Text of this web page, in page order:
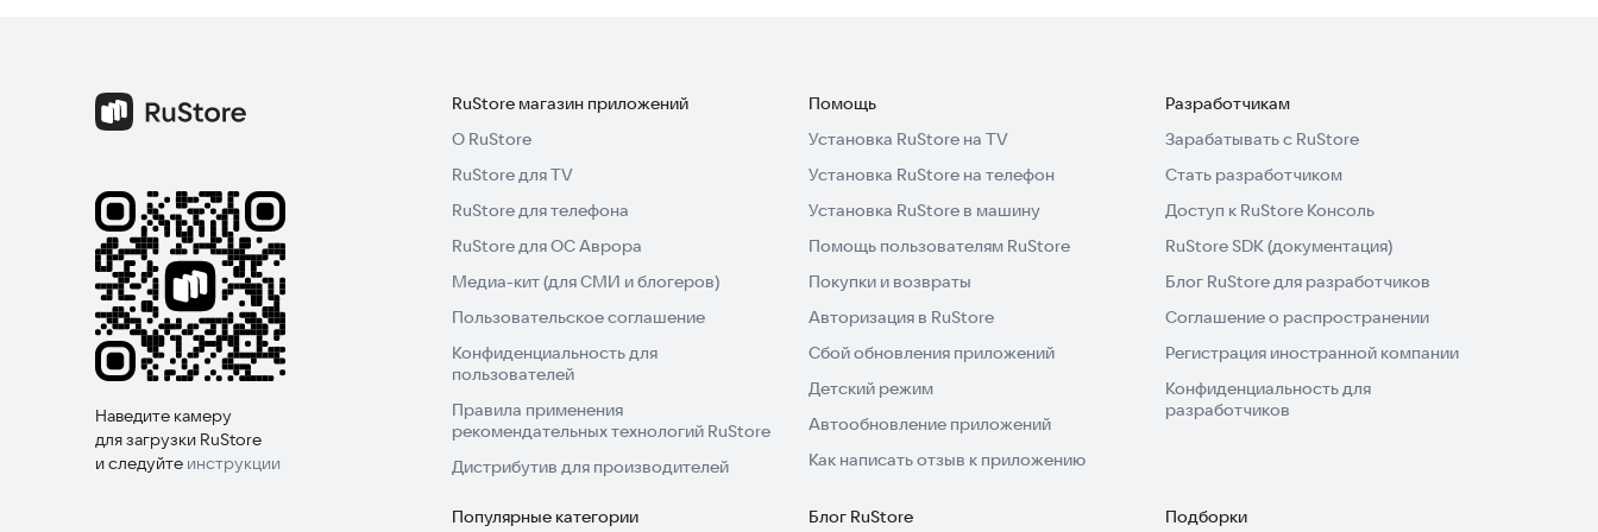
Наведите камеру
для загрузки RuStore
и следуйте инструкции
RuStore магазин приложений
О RuStore
RuStore для TV
RuStore для телефона
RuStore для ОС Аврора
Медиа-кит (для СМИ и блогеров)
Пользовательское соглашение
Конфиденциальность для
пользователей
Правила применения
рекомендательных технологий RuStore
Дистрибутив для производителей
Помощь
Установка RuStore на TV
Установка RuStore на телефон
Установка RuStore в машину
Помощь пользователям RuStore
Покупки и возвраты
Авторизация в RuStore
Сбой обновления приложений
Детский режим
Автообновление приложений
Как написать отзыв к приложению
Разработчикам
Зарабатывать с RuStore
Стать разработчиком
Доступ к RuStore Консоль
RuStore SDK (документация)
Блог RuStore для разработчиков
Соглашение о распространении
Регистрация иностранной компании
Конфиденциальность для
разработчиков
Популярные категории Блог RuStore Подборки